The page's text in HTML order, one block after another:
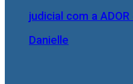
judicial com a
Danielle